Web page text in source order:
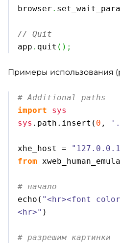
browser .
// Quit
app . quit ( ) ;
Примеры использования
# Additional paths
import
sys
sys . path . insert ( 0 ,
xhe_host =
from
# начало
echo ( "<hr><font
<hr>" )
# разрешим картинки